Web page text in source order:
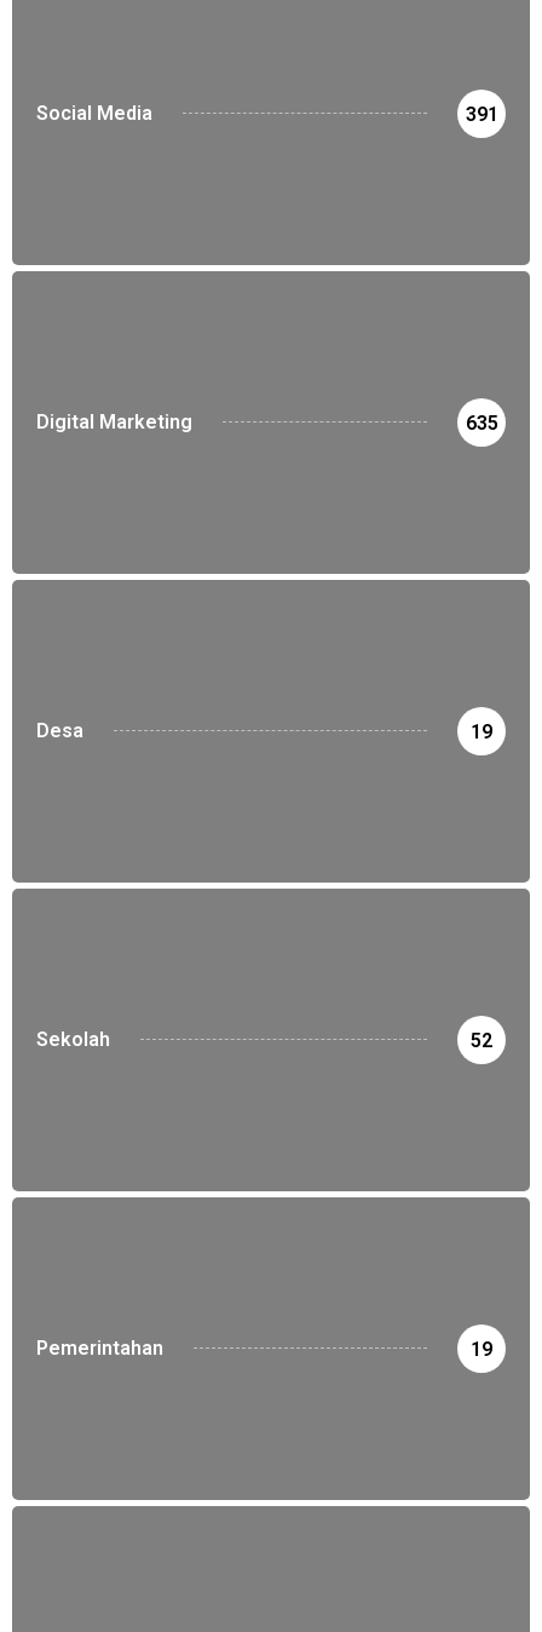
Social Media 391
Digital Marketing 635
Desa 19
Sekolah 52
Pemerintahan 19